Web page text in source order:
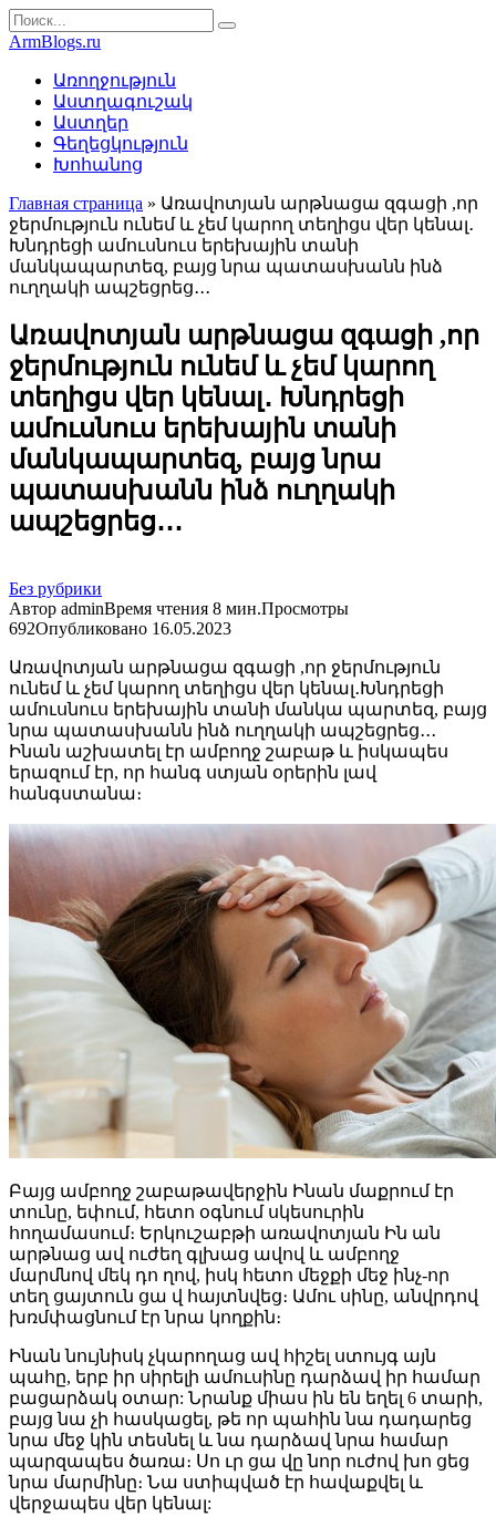
Перейти
к
контенту
Search
for:
ArmBlogs.ru
Առողջություն
Աստղագուշակ
Աստղեր
Գեղեցկություն
Խոհանոց
Главная страница » Առավոտյան արթնացա զգացի ,որ
ջերմություն ունեմ և չեմ կարող տեղիցս վեր կենալ․
Խնդրեցի ամուսնուս երեխային տանի
մանկապարտեզ, բայց նրա պատասխանն ինձ
ուղղակի ապշեցրեց․․․
Առավոտյան արթնացա զգացի ,որ
ջերմություն ունեմ և չեմ կարող
տեղիցս վեր կենալ․ Խնդրեցի
ամուսնուս երեխային տանի
մանկապարտեզ, բայց նրա
պատասխանն ինձ ուղղակի
ապշեցրեց․․․
Без рубрики
Автор adminВремя чтения 8 мин.Просмотры
692Опубликовано 16.05.2023
Առավոտյան արթնացա զգացի ,որ ջերմություն
ունեմ և չեմ կարող տեղիցս վեր կենալ․Խնդրեցի
ամուսնուս երեխային տանի մանկա պարտեզ, բայց
նրա պատասխանն ինձ ուղղակի ապշեցրեց․․․
Ինան աշխատել էր ամբողջ շաբաթ և իսկապես
երազում էր, որ հանգ ստյան օրերին լավ
հանգստանա։
Բայց ամբողջ շաբաթավերջին Ինան մաքրում էր
տունը, եփում, հետո օգնում սկեսուրին
հողամասում։ Երկուշաբթի առավոտյան Ին ան
արթնաց ավ ուժեղ գլխաց ավով և ամբողջ
մարմնով մեկ դո ղով, իսկ հետո մեջքի մեջ ինչ-որ
տեղ ցայտուն ցա վ հայտնվեց։ Ամու սինը, անվրդով
խռմփացնում էր նրա կողքին։
Ինան նույնիսկ չկարողաց ավ հիշել ստույգ այն
պահը, երբ իր սիրելի ամուսինը դարձավ իր համար
բացարձակ օտար: Նրանք միաս ին են եղել 6 տարի,
բայց նա չի հասկացել, թե որ պահին նա դադարեց
նրա մեջ կին տեսնել և նա դարձավ նրա համար
պարզապես ծառա։ Սո ւր ցա վը նոր ուժով խո ցեց
նրա մարմինը։ Նա ստիպված էր հավաքվել և
վերջապես վեր կենալ: